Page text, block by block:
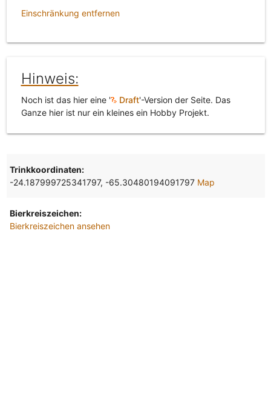
Einschränkung entfernen
Hinweis:
Noch ist das hier eine ' Draft'-Version der Seite. Das
Ganze hier ist nur ein kleines ein Hobby Projekt.
Trinkkoordinaten:
-24.187999725341797, -65.30480194091797 Map
Bierkreiszeichen:
Bierkreiszeichen ansehen